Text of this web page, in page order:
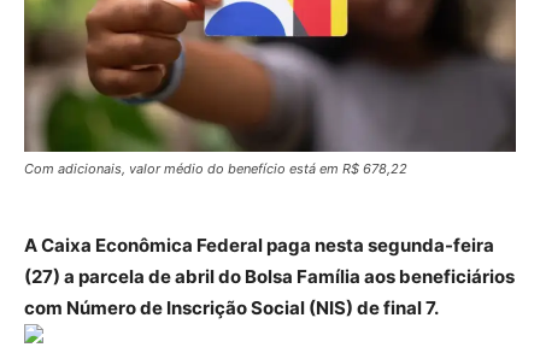
Com adicionais, valor médio do benefício está em R$ 678,22
A Caixa Econômica Federal paga nesta segunda-feira
(27) a parcela de abril do Bolsa Família aos beneficiários
com Número de Inscrição Social (NIS) de final 7.